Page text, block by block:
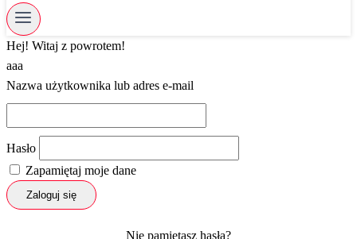
Hej! Witaj z powrotem!
aaa
Nazwa użytkownika lub adres e-mail
Hasło
Zapamiętaj moje dane
Zaloguj się
Nie pamietasz hasła?